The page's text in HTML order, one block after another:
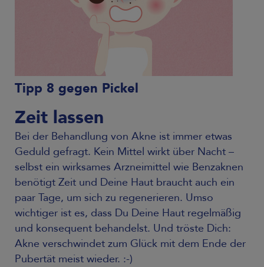
Tipp 8 gegen Pickel
Zeit lassen
Bei der Behandlung von Akne ist immer etwas
Geduld gefragt. Kein Mittel wirkt über Nacht –
selbst ein wirksames Arzneimittel wie Benzaknen
benötigt Zeit und Deine Haut braucht auch ein
paar Tage, um sich zu regenerieren. Umso
wichtiger ist es, dass Du Deine Haut regelmäßig
und konsequent behandelst. Und tröste Dich:
Akne verschwindet zum Glück mit dem Ende der
Pubertät meist wieder. :-)